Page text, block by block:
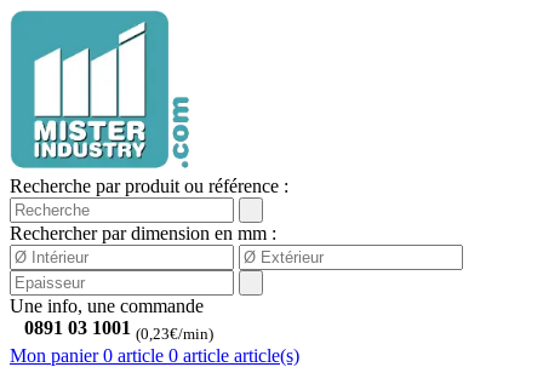
Recherche par produit ou référence :
Rechercher par dimension en mm :
Une info, une commande
0891 03 1001 (0,23€/min)
Mon panier 0 article 0 article article(s)